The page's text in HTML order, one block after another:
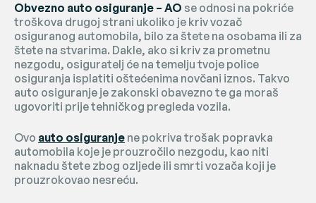
Obvezno auto osiguranje – AO se odnosi na pokriće
troškova drugoj strani ukoliko je kriv vozač
osiguranog automobila, bilo za štete na osobama ili za
štete na stvarima. Dakle, ako si kriv za prometnu
nezgodu, osiguratelj će na temelju tvoje police
osiguranja isplatiti oštećenima novčani iznos. Takvo
auto osiguranje je zakonski obavezno te ga moraš
ugovoriti prije tehničkog pregleda vozila.
Ovo auto osiguranje ne pokriva trošak popravka
automobila koje je prouzročilo nezgodu, kao niti
naknadu štete zbog ozljede ili smrti vozača koji je
prouzrokovao nesreću.